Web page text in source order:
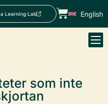
Learning Lab English
som inte